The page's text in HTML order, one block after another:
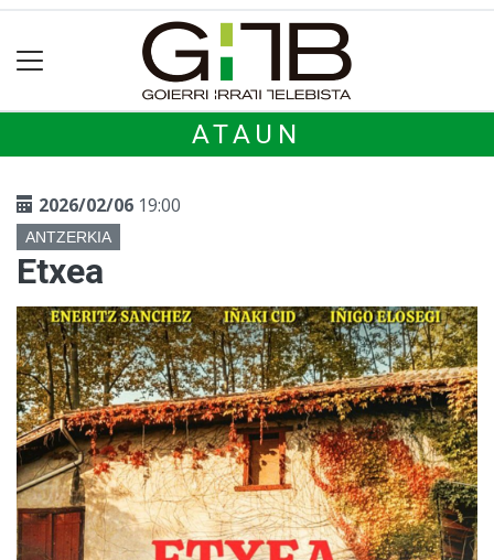
ATAUN
2026/02/06 19:00
ANTZERKIA
Etxea